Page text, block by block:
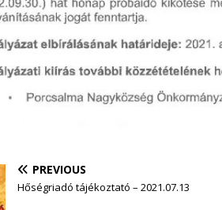
PREVIOUS
Hőségriadó tájékoztató – 2021.07.13